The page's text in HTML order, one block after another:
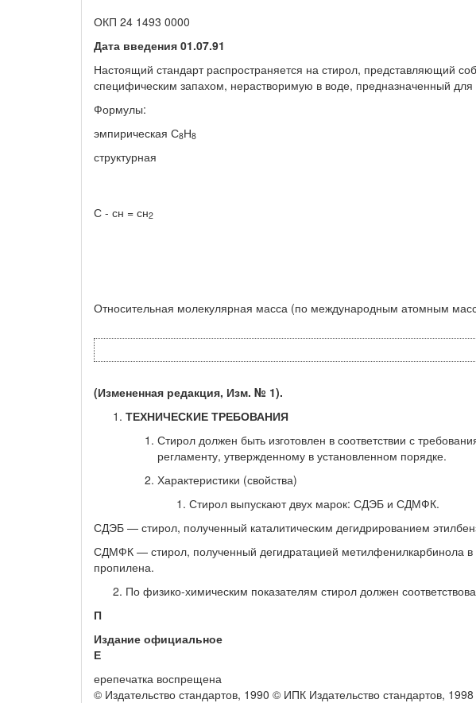
ОКП 24 1493 0000
Дата введения 01.07.91
Настоящий стандарт распространяется на стирол, представляющий
специфическим запахом, нерастворимую в воде, предназначенный для
Формулы:
эмпирическая С8Н8
структурная
С - сн = сн2
Относительная молекулярная масса (по международным атомным
(Измененная редакция, Изм. № 1).
ТЕХНИЧЕСКИЕ ТРЕБОВАНИЯ
Стирол должен быть изготовлен в соответствии с
регламенту, утвержденному в установленном порядке.
Характеристики (свойства)
Стирол выпускают двух марок: СДЭБ и СДМФК.
СДЭБ — стирол, полученный каталитическим дегидрированием
СДМФК — стирол, полученный дегидратацией метилфенилкарбинола в
пропилена.
По физико-химическим показателям стирол должен
П
Издание официальное
Е
ерепечатка воспрещена
© Издательство стандартов, 1990 © ИПК Издательство стандартов,